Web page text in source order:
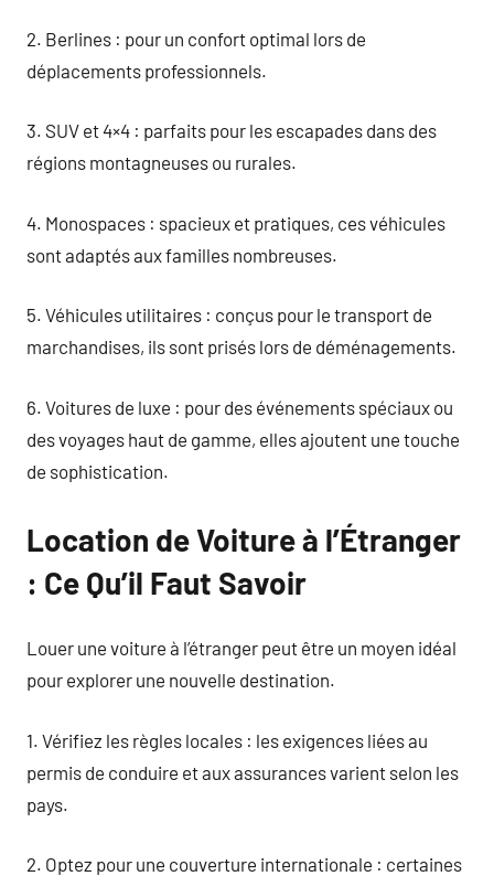
2. Berlines : pour un confort optimal lors de
déplacements professionnels.
3. SUV et 4×4 : parfaits pour les escapades dans des
régions montagneuses ou rurales.
4. Monospaces : spacieux et pratiques, ces véhicules
sont adaptés aux familles nombreuses.
5. Véhicules utilitaires : conçus pour le transport de
marchandises, ils sont prisés lors de déménagements.
6. Voitures de luxe : pour des événements spéciaux ou
des voyages haut de gamme, elles ajoutent une touche
de sophistication.
Location de Voiture à l’Étranger
: Ce Qu’il Faut Savoir
Louer une voiture à l’étranger peut être un moyen idéal
pour explorer une nouvelle destination.
1. Vérifiez les règles locales : les exigences liées au
permis de conduire et aux assurances varient selon les
pays.
2. Optez pour une couverture internationale : certaines